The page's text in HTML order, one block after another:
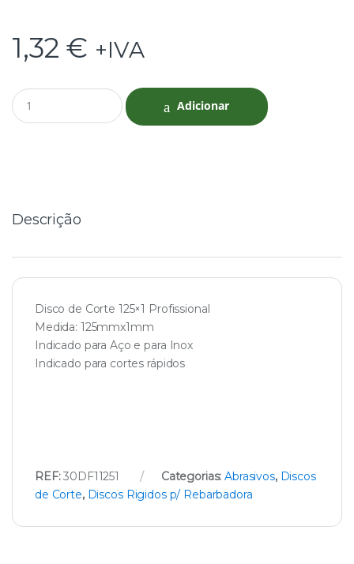
1,32 € +IVA
Q
u
Adicionar
Descrição
Disco de Corte 125×1 Profissional
Medida: 125mmx1mm
Indicado para Aço e para Inox
Indicado para cortes rápidos
REF:30DF11251 Categorias:Abrasivos, Discos
de Corte, Discos Rigidos p/ Rebarbadora